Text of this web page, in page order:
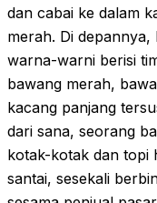
dan cabai ke dalam
merah. Di
warna-warni berisi
bawang merah,
kacang panjang
dari sana, seorang
kotak-kotak dan topi
santai, sesekali